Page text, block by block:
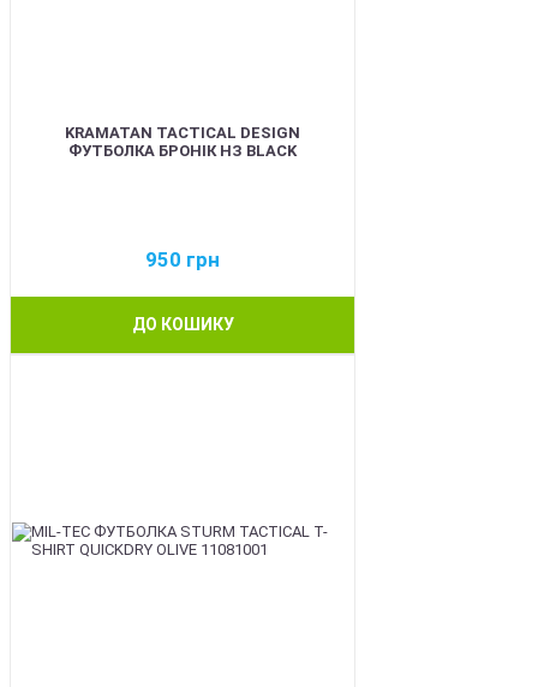
KRAMATAN TACTICAL DESIGN
ФУТБОЛКА БРОНІК НЗ BLACK
950 грн
ДО КОШИКУ